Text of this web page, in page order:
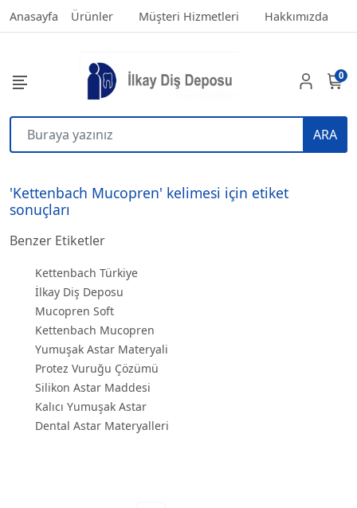
Anasayfa Ürünler Müşteri Hizmetleri Hakkımızda
ARA
0
'Kettenbach Mucopren' kelimesi için etiket
sonuçları
Benzer Etiketler
Kettenbach Türkiye
İlkay Diş Deposu
Mucopren Soft
Kettenbach Mucopren
Yumuşak Astar Materyali
Protez Vuruğu Çözümü
Silikon Astar Maddesi
Kalıcı Yumuşak Astar
Dental Astar Materyalleri